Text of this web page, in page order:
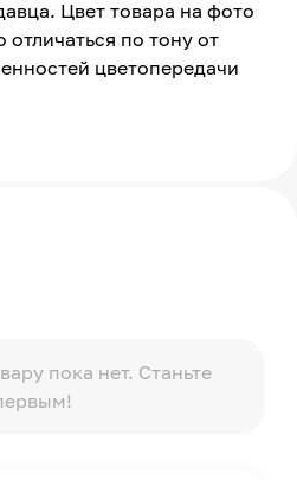
Цвет товара на фото
по тону от
цветопередачи
пока нет. Станьте